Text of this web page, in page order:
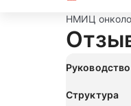
НМИЦ
Руководство
Структура